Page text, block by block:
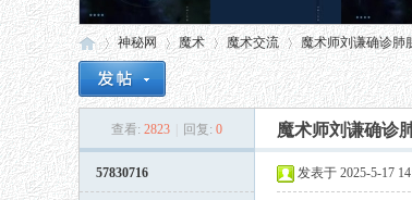
神秘网
›
魔术
›
魔术交流
›
魔术师刘谦确诊肺
查看: 2823 回复: 0 魔术师刘谦确诊
57830716 发表于 2025-5-17